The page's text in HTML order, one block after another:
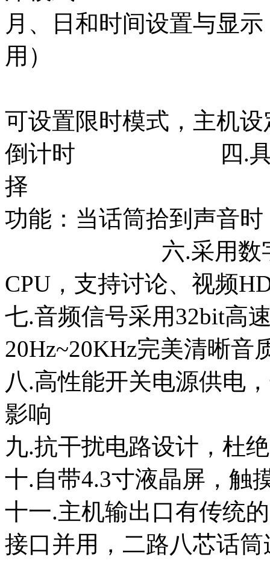
月、日和时间设置与显
用）
可设置限时模式，主机
倒计时 四.具有中
择 五.具
功能：当话筒拾到声音
六.采用数字技术
CPU，支持讨论、视频
七.音频信号采用32bit高
20Hz~20KHz完美清晰音
八.高性能开关电源供电
影响
九.抗干扰电路设计，杜
十.自带4.3寸液晶屏，触
十一.主机输出口有传统
接口并用，二路八芯话